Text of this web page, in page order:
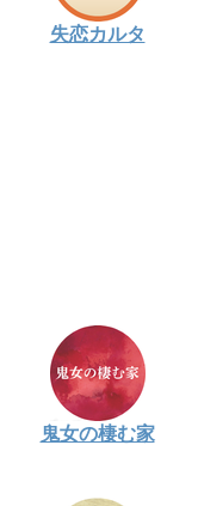
失恋カルタ
鬼女の棲む家